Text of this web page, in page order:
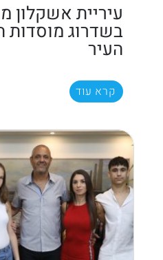
עיריית אשקלון
בשדרוג מוסדות
העיר
קרא עוד